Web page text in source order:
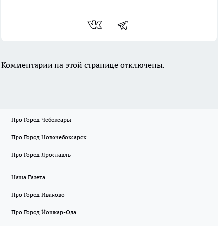
Комментарии на этой странице отключены.
Про Город Чебоксары
Про Город Новочебоксарск
Про Город Ярославль
Наша Газета
Про Город Иваново
Про Город Йошкар-Ола